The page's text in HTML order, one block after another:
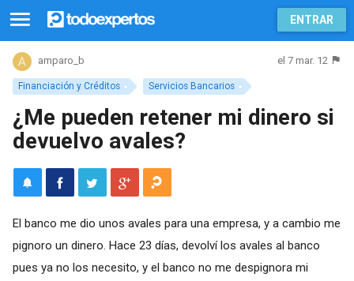
ENTRAR
Financiación y Créditos Servicios Bancarios
amparo_b el 7 mar. 12
¿Me pueden retener mi dinero si
devuelvo avales?
El banco me dio unos avales para una empresa, y a cambio me
pignoro un dinero. Hace 23 días, devolví los avales al banco
pues ya no los necesito, y el banco no me despignora mi